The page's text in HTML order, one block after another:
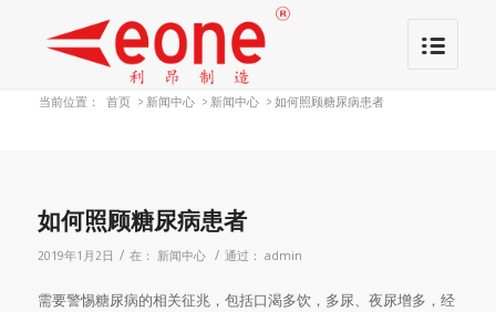
当前位置： 首页 > 新闻中心 > 新闻中心 > 如何照顾糖尿病患者
如何照顾糖尿病患者
2019年1月2日 / 在： 新闻中心 / 通过： admin
需要警惕糖尿病的相关征兆，包括口渴多饮，多尿、夜尿增多，经